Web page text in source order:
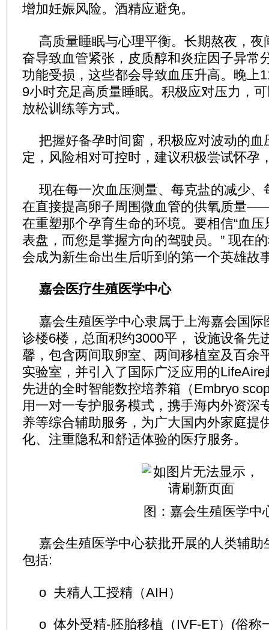
增加妊娠风险。酒精应避免。
高质量睡眠与心理平衡。长期熬夜，夜
奋导致血管紧张，皮质醇和炎症因子异常
功能受损，这些都会导致血压升高。晚上
9小时充足高质量睡眠。积极应对压力，
放松训练等方式。
把握好备孕时间窗，积极应对波动的血
定，风险相对可控时，建议积极尝试怀孕
现在每一次血压测量、每克盐的减少、
在直接提高卵子周围微血管的供氧质量
在重塑那个孕育生命的环境。要相信“血
表盘，而您是掌握方向的驾驶员。” 现在
会成为新生命出生后听到的第一个英雄故
嘉会医疗生殖医学中心
嘉会生殖医学中心隶属于上海嘉会国际
诊楼6楼，总面积约3000平， 设施设备先
馨，包含两间取卵室、两间移植室及百余
实验室，并引入了国际广泛应用的
先进的全时智能数控培养箱（Embryo
用一对一专护服务模式，携手海内外资深
养等综合辅助服务，为广大国内外家庭提
化、注重隐私和舒适体验的医疗服务。
图：嘉会生殖医学中
嘉会生殖医学中心获批开展的人类辅助
包括:
o 夫精人工授精（AIH）
o 体外受精-胚胎移植（IVF-ET）(俗称